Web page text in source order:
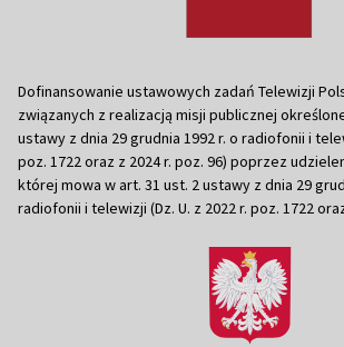
Dofinansowanie ustawowych zadań Telewizji
związanych z realizacją misji publicznej
ustawy z dnia 29 grudnia 1992 r. o radiofonii i
poz. 1722 oraz z 2024 r. poz. 96) poprzez
której mowa w art. 31 ust. 2 ustawy z dnia 29
radiofonii i telewizji (Dz. U. z 2022 r. poz. 1722